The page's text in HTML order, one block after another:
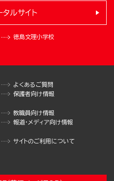
徳島文理小学校
ルサイト
よくあるご質問
保護者向け情報
教職員向け情報
報道・メディア向け情報
サイトのご利用について